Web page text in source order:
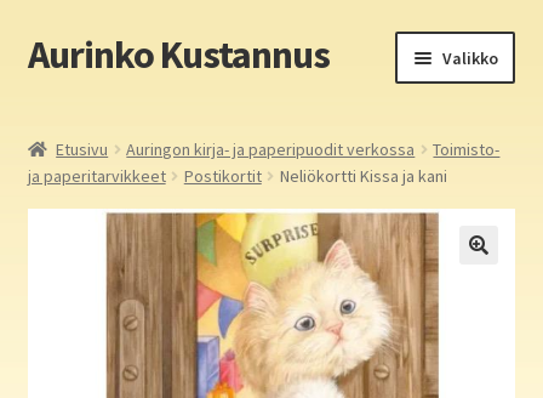
Siirry
navigointiin
Siirry
sisältöön
Aurinko Kustannus Valikko
Yritys
Yhteystiedot
Aurinko Kustannus: kirjat
Etusivu Auringon kirja- ja paperipuodit verkossa
Toimisto-
ja paperitarvikkeet
Postikortit Neliökortti Kissa ja kani